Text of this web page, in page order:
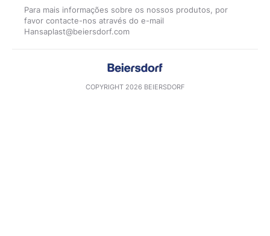
Para mais informações sobre os nossos produtos, por
favor contacte-nos através do e-mail
COPYRIGHT 2026 BEIERSDORF